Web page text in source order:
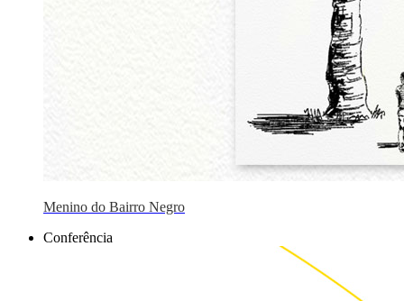
Menino do Bairro Negro
Conferência